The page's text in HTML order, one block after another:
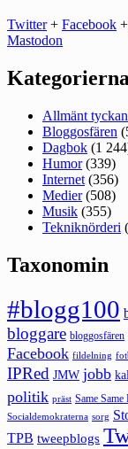
Twitter+ Facebook +
Mastodon
Allmänt
Bloggosfären
Dagbok (1
Humor(339)
Internet (356)
Medier(508)
Musik (355)
Tekniknörderi
Taxonomin
#blogg100
bloggare bloggosfären
Facebook fildelning
IPRed JMW jobb
politik präst Same
Socialdemokraterna sorg
TPB tweepblogs